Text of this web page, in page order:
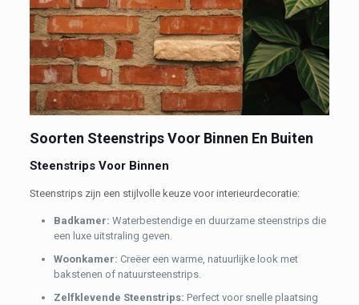
Soorten Steenstrips Voor Binnen En Buiten
Steenstrips Voor Binnen
Steenstrips zijn een stijlvolle keuze voor interieurdecoratie:
Badkamer: Waterbestendige en duurzame steenstrips die
een luxe uitstraling geven.
Woonkamer: Creëer een warme, natuurlijke look met
bakstenen of natuursteenstrips.
Zelfklevende Steenstrips: Perfect voor snelle plaatsing